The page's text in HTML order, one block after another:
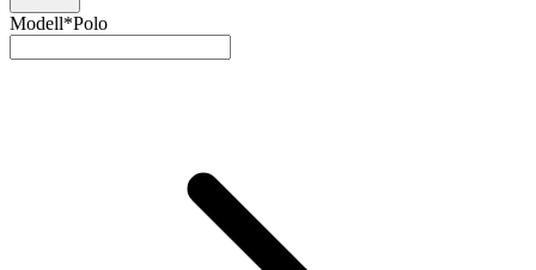
Modell*Polo